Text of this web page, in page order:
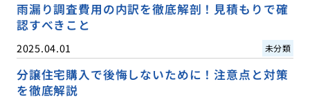
雨漏り調査費用の内訳を徹底解剖！見積もりで確
認すべきこと
2025.04.01 未分類
分譲住宅購入で後悔しないために！注意点と対策
を徹底解説